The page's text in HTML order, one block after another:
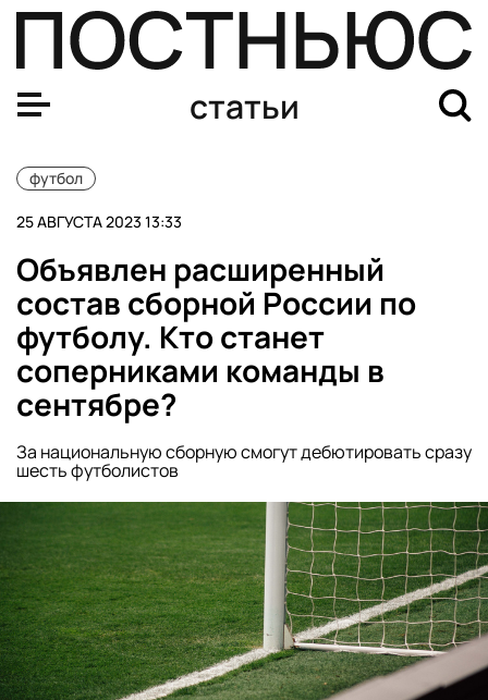
статьи
футбол
25 АВГУСТА 2023 13:33
Объявлен расширенный
состав сборной России по
футболу. Кто станет
соперниками команды в
сентябре?
За национальную сборную смогут дебютировать сразу
шесть футболистов
Доминирование 2Drots и невезение «Амкала»: как